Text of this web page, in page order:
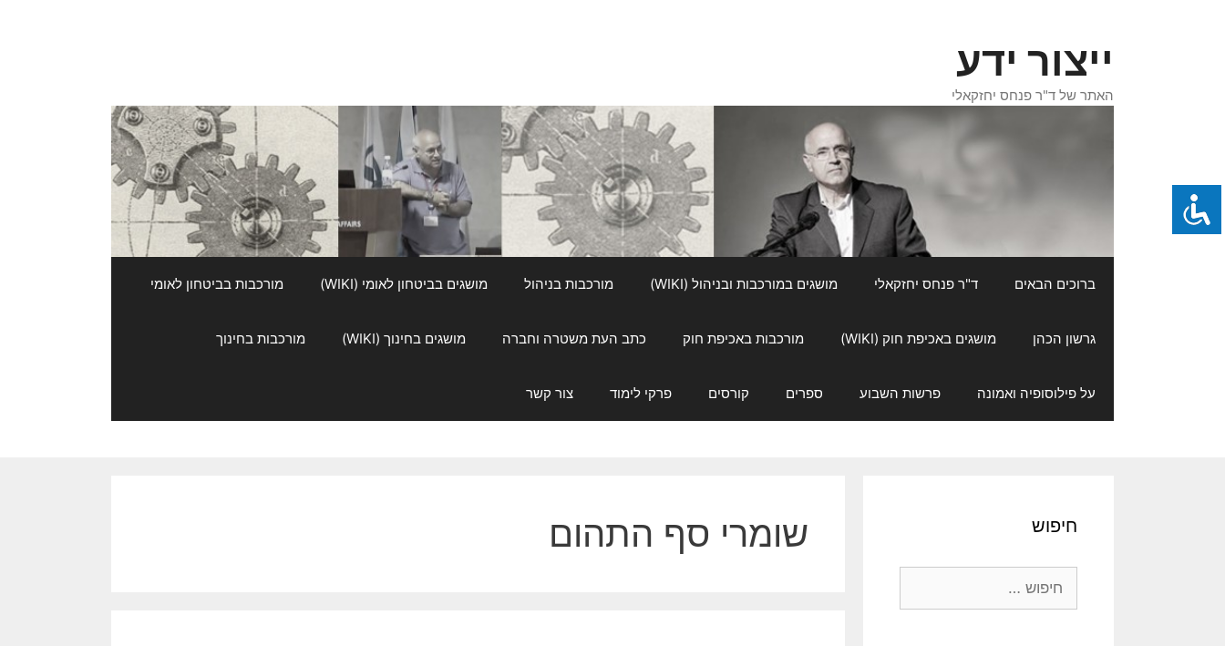
ייצור ידע
האתר של ד"ר פנחס יחזקאלי
ברוכים הבאים ד"ר פנחס יחזקאלי מושגים במורכבות ובניהול (WIKI) מורכבות בניהול מושגים בביטחון לאומי (WIKI) מורכבות בביטחון לאומי
גרשון הכהן מושגים באכיפת חוק (WIKI) מורכבות באכיפת חוק כתב העת משטרה וחברה מושגים בחינוך (WIKI) מורכבות בחינוך
על פילוסופיה ואמונה פרשות השבוע ספרים קורסים פרקי לימוד צור קשר
שומרי סף התהום חיפוש